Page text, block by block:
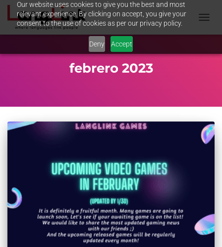
Our website uses cookies to give you the best and most
relevant experience. By clicking on accept, you give your
consent to the use of cookies as per our privacy policy.
Deny Accept
febrero 2023